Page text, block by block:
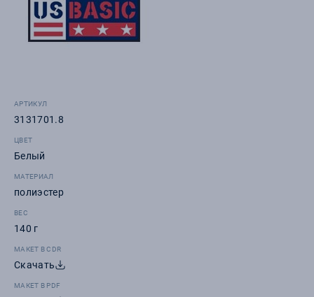
АРТИКУЛ
3131701.8
ЦВЕТ
Белый
МАТЕРИАЛ
полиэстер
ВЕС
140 г
МАКЕТ В CDR
Скачать
МАКЕТ В PDF